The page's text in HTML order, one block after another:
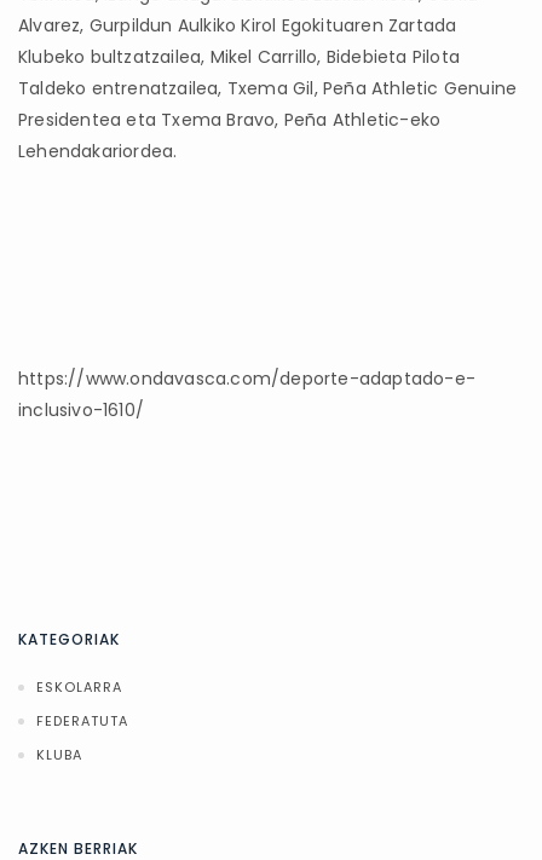
Alvarez, Gurpildun Aulkiko Kirol Egokituaren Zartada
Klubeko bultzatzailea, Mikel Carrillo, Bidebieta Pilota
Taldeko entrenatzailea, Txema Gil, Peña Athletic Genuine
Presidentea eta Txema Bravo, Peña Athletic-eko
Lehendakariordea.
https://www.ondavasca.com/deporte-adaptado-e-
inclusivo-1610/
KATEGORIAK
ESKOLARRA
FEDERATUTA
KLUBA
AZKEN BERRIAK